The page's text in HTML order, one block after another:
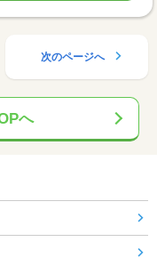
次のページへ
へ